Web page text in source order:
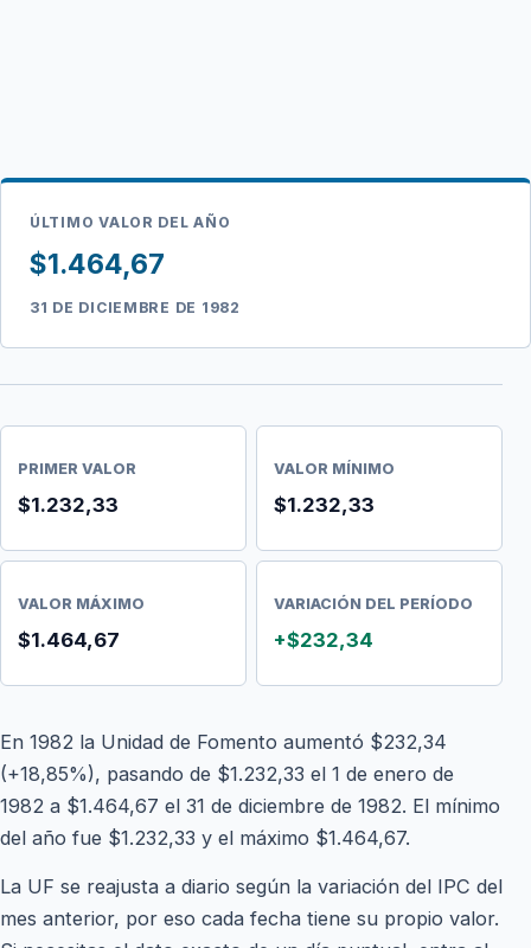
ÚLTIMO VALOR DEL AÑO
$1.464,67
31 DE DICIEMBRE DE 1982
PRIMER VALOR
$1.232,33
VALOR MÍNIMO
$1.232,33
VALOR MÁXIMO
$1.464,67
VARIACIÓN DEL PERÍODO
+$232,34
En 1982 la Unidad de Fomento aumentó $232,34
(+18,85%), pasando de $1.232,33 el 1 de enero de
1982 a $1.464,67 el 31 de diciembre de 1982. El mínimo
del año fue $1.232,33 y el máximo $1.464,67.
La UF se reajusta a diario según la variación del IPC del
mes anterior, por eso cada fecha tiene su propio valor.